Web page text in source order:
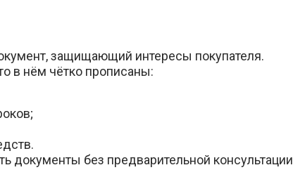
защищающий интересы покупателя.
в нём чётко прописаны:
документы без предварительной консультации